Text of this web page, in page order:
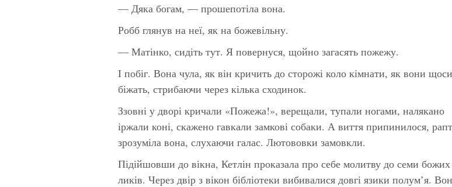
— Дяка богам, — прошепотіла вона.
Робб глянув на неї, як на божевільну.
— Матінко, сидіть тут. Я повернуся, щойно загасять пожежу.
І побіг. Вона чула, як він кричить до сторожі коло кімнати, як вони
біжать, стрибаючи через кілька сходинок.
Ззовні у дворі кричали «Пожежа!», верещали, тупали ногами, налякано
іржали коні, скажено гавкали замкові собаки. А виття припинилося,
зрозуміла вона, слухаючи галас. Лютововки замовкли.
Підійшовши до вікна, Кетлін проказала про себе молитву до семи божих
ликів. Через двір з вікон бібліотеки вибивалися довгі язики полум’я.